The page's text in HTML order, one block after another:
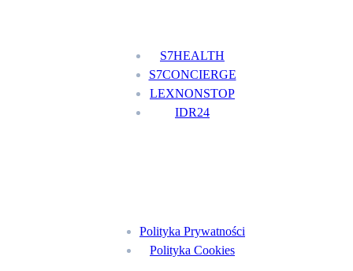
S7HEALTH
S7CONCIERGE
LEXNONSTOP
IDR24
Polityka Prywatności
Polityka Cookies